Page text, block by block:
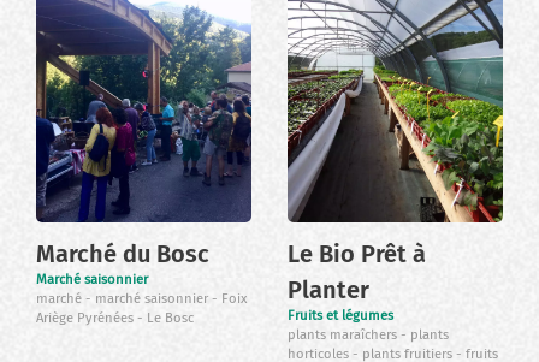
Marché du Bosc
Marché saisonnier
marché
marché saisonnier
Foix
Ariège Pyrénées
Le Bosc
Le Bio Prêt à
Planter
Fruits et légumes
plants maraîchers
plants
horticoles
plants fruitiers
fruits